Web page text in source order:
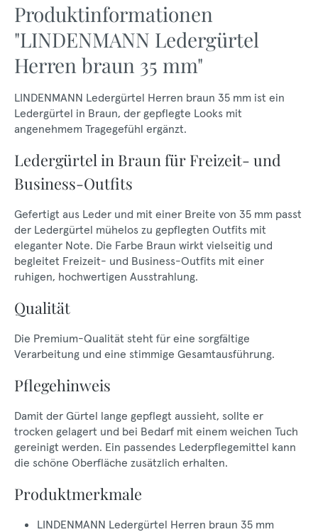
Produktinformationen
"LINDENMANN Ledergürtel
Herren braun 35 mm"
LINDENMANN Ledergürtel Herren braun 35 mm ist ein
Ledergürtel in Braun, der gepflegte Looks mit
angenehmem Tragegefühl ergänzt.
Ledergürtel in Braun für Freizeit- und
Business-Outfits
Gefertigt aus Leder und mit einer Breite von 35 mm passt
der Ledergürtel mühelos zu gepflegten Outfits mit
eleganter Note. Die Farbe Braun wirkt vielseitig und
begleitet Freizeit- und Business-Outfits mit einer
ruhigen, hochwertigen Ausstrahlung.
Qualität
Die Premium-Qualität steht für eine sorgfältige
Verarbeitung und eine stimmige Gesamtausführung.
Pflegehinweis
Damit der Gürtel lange gepflegt aussieht, sollte er
trocken gelagert und bei Bedarf mit einem weichen Tuch
gereinigt werden. Ein passendes Lederpflegemittel kann
die schöne Oberfläche zusätzlich erhalten.
Produktmerkmale
LINDENMANN Ledergürtel Herren braun 35 mm